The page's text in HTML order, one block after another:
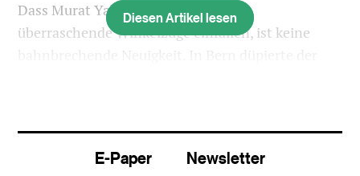
Dass Murat Yakin immer mal wieder
überraschende Winkelzüge einfallen, ist keine
Diesen Artikel lesen
E-Paper Newsletter